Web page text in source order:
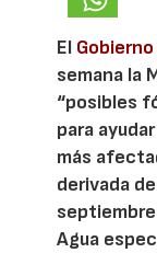
El
semana la
“posibles
para
más
derivada
Agua